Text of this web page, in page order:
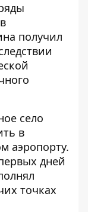
получил
село
в
аэропорту.
дней
точках